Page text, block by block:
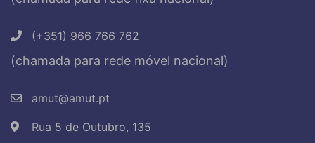
(+351) 966 766 762
(chamada para rede móvel nacional)
amut@amut.pt
Rua 5 de Outubro, 135